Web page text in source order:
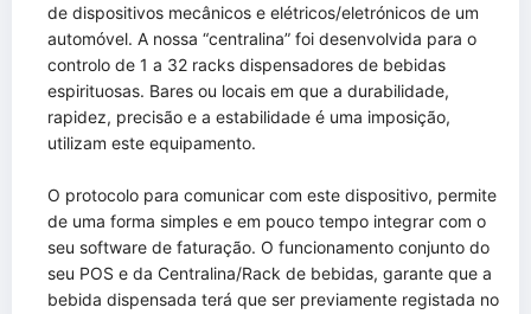
de dispositivos mecânicos e elétricos/eletrónicos de um
automóvel. A nossa “centralina” foi desenvolvida para o
controlo de 1 a 32 racks dispensadores de bebidas
espirituosas. Bares ou locais em que a durabilidade,
rapidez, precisão e a estabilidade é uma imposição,
utilizam este equipamento.
O protocolo para comunicar com este dispositivo, permite
de uma forma simples e em pouco tempo integrar com o
seu software de faturação. O funcionamento conjunto do
seu POS e da Centralina/Rack de bebidas, garante que a
bebida dispensada terá que ser previamente registada no